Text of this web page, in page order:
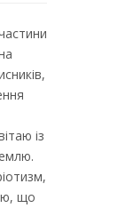
із
що